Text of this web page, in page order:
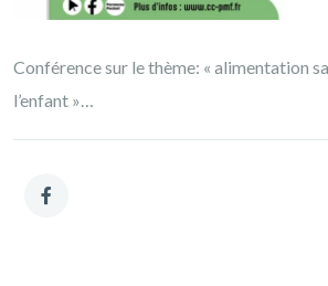
Conférence sur le thème: « alimentation
l’enfant »…